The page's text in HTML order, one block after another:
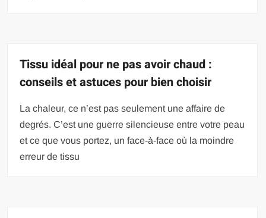
Tissu idéal pour ne pas avoir chaud :
conseils et astuces pour bien choisir
La chaleur, ce n’est pas seulement une affaire de
degrés. C’est une guerre silencieuse entre votre peau
et ce que vous portez, un face-à-face où la moindre
erreur de tissu